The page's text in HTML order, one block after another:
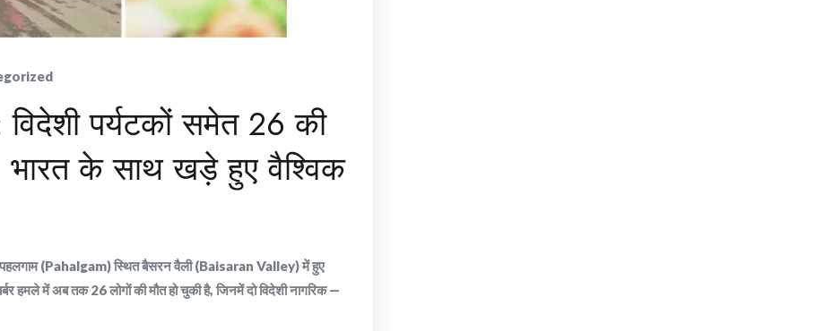
पर्यटकों समेत 26 की
भारत के साथ खड़े हुए वैश्विक
(Pahalgam) स्थित बैसरन वैली (Baisaran Valley) में हुए
में अब तक 26 लोगों की मौत हो चुकी है, जिनमें दो विदेशी नागरिक —